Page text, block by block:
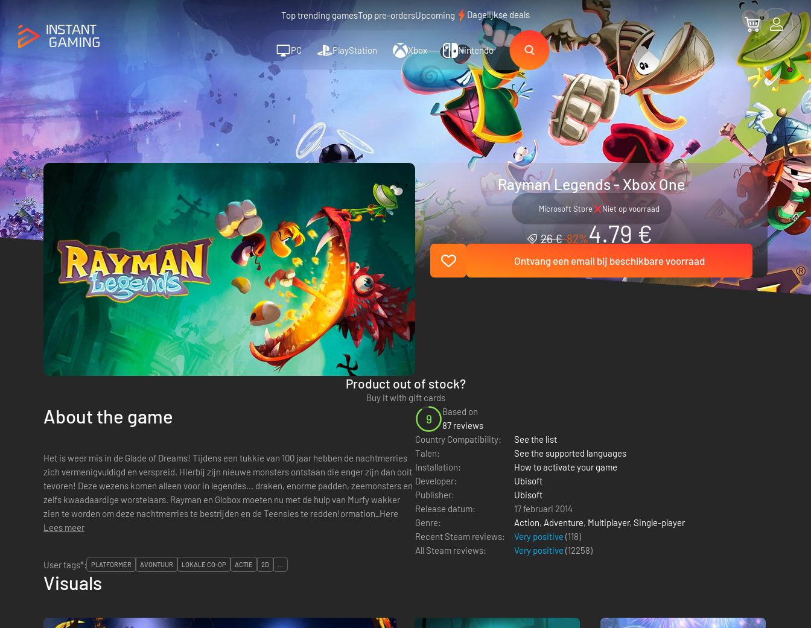
Top trending gamesTop pre-ordersUpcoming Dagelijkse deals
PC PlayStation Xbox Nintendo
Rayman Legends - Xbox One
Microsoft Store Niet op voorraad
26 €-82%4.79 €
Ontvang een email bij beschikbare voorraad
Product out of stock?
Buy it with gift cards
About the game
Het is weer mis in de Glade of Dreams! Tijdens een tukkie van 100 jaar hebben de nachtmerries
zich vermenigvuldigd en verspreid. Hierbij zijn nieuwe monsters ontstaan die enger zijn dan ooit
tevoren! Deze wezens komen alleen voor in legendes... draken, enorme padden, zeemonsters en
zelfs kwaadaardige worstelaars. Rayman en Globox moeten nu met de hulp van Murfy wakker
zien te worden om deze nachtmerries te bestrijden en de Teensies te redden!ormation_Here
Lees meer
9
Based on
87 reviews
Country Compatibility:
See the list
Talen:
See the supported languages
Installation:
How to activate your game
Developer:
Ubisoft
Publisher:
Ubisoft
Release datum:
17 februari 2014
Genre:
Action, Adventure, Multiplayer, Single-player
Recent Steam reviews:
Very positive (118)
All Steam reviews:
Very positive (12258)
User tags*:
PLATFORMER AVONTUUR LOKALE CO-OP ACTIE 2D ...
Visuals